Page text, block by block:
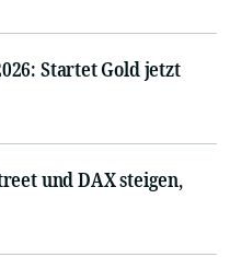
Startet Gold jetzt
und DAX steigen,